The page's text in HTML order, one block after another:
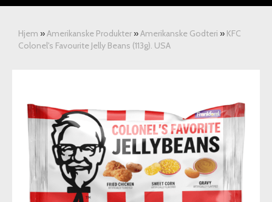
Hjem »Amerikanske Produkter »Amerikanske Godteri » KFC
Colonel's Favourite Jelly Beans (113g). USA